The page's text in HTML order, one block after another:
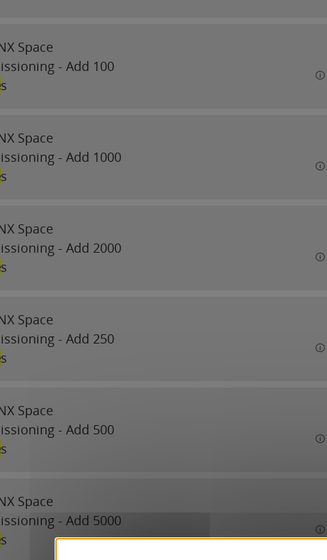
Space
- Add 100
s
Space
- Add 1000
s
Space
- Add 2000
s
Space
- Add 250
s
Space
- Add 500
s
Space
- Add 5000
s